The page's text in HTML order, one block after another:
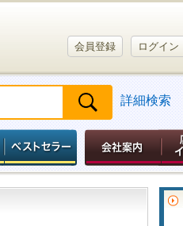
会員登録 ログイン
詳細検索